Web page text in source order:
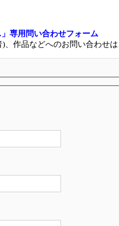
専用問い合わせフォーム
作品などへのお問い合わせ